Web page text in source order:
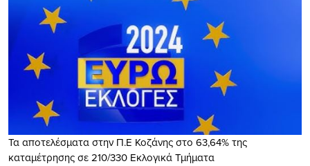
Τα αποτελέσματα στην Π.Ε Κοζάνης στο 63,64% της
καταμέτρησης σε 210/330 Εκλογικά Τμήματα